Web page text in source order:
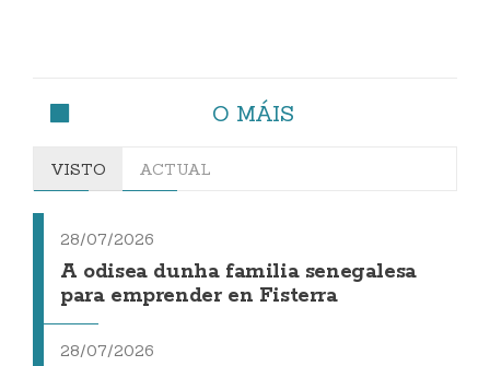
O MÁIS
VISTO ACTUAL
28/07/2026
A odisea dunha familia senegalesa
para emprender en Fisterra
28/07/2026